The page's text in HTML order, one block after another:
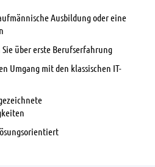
Ausbildung oder eine
über erste Berufserfahrung
Umgang mit den klassischen IT-